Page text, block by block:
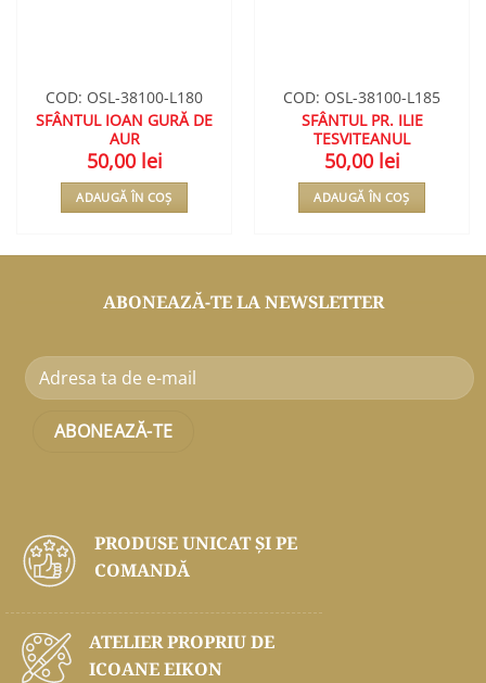
COD: OSL-38100-L180
SFÂNTUL IOAN GURĂ DE
AUR
50,00 lei
ADAUGĂ ÎN COȘ
COD: OSL-38100-L185
SFÂNTUL PR. ILIE
TESVITEANUL
50,00 lei
ADAUGĂ ÎN COȘ
ABONEAZĂ-TE LA NEWSLETTER
PRODUSE UNICAT ŞI PE
COMANDĂ
ATELIER PROPRIU DE
ICOANE EIKON